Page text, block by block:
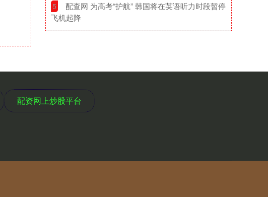
5
​配查网 为高考“护航” 韩国将在英语听力时段暂停
飞机起降
配资网上炒股平台